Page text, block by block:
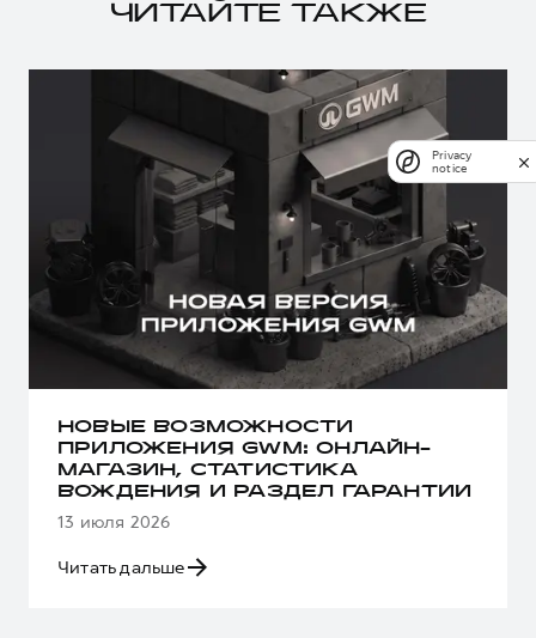
ЧИТАЙТЕ ТАКЖЕ
НОВЫЕ ВОЗМОЖНОСТИ
ПРИЛОЖЕНИЯ GWM: ОНЛАЙН-
МАГАЗИН, СТАТИСТИКА
ВОЖДЕНИЯ И РАЗДЕЛ ГАРАНТИИ
13 июля 2026
Читать дальше
Privacy
notice